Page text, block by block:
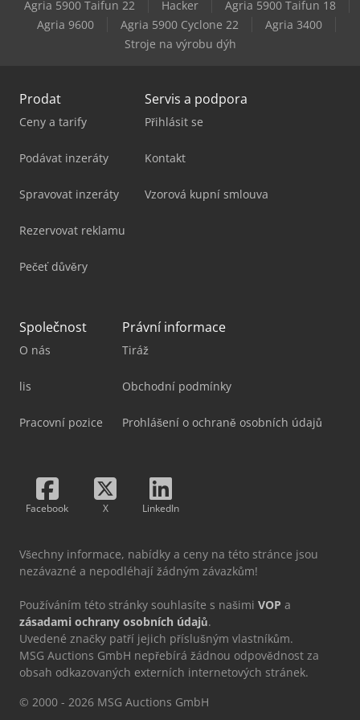
Schunk Jbm-St 220
Scm Startech Cn V
Agria 5900 Taifun 22 Hacker
Agria 5900 Taifun 18
Agria 9600
Agria 5900 Cyclone 22
Agria 3400
Stroje na výrobu dýh
Prodat
Ceny a tarify
Podávat inzeráty
Spravovat inzeráty
Rezervovat reklamu
Pečeť důvěry
Servis a podpora
Přihlásit se
Kontakt
Vzorová kupní smlouva
Společnost
O nás
lis
Pracovní pozice
Právní informace
Tiráž
Obchodní podmínky
Prohlášení o ochraně osobních údajů
Facebook X LinkedIn
Všechny informace, nabídky a ceny na této stránce jsou
nezávazné a nepodléhají žádným závazkům!
Používáním této stránky souhlasíte s našimi VOP a
zásadami ochrany osobních údajů.
Uvedené značky patří jejich příslušným vlastníkům.
MSG Auctions GmbH nepřebírá žádnou odpovědnost za
obsah odkazovaných externích internetových stránek.
© 2000 - 2026 MSG Auctions GmbH